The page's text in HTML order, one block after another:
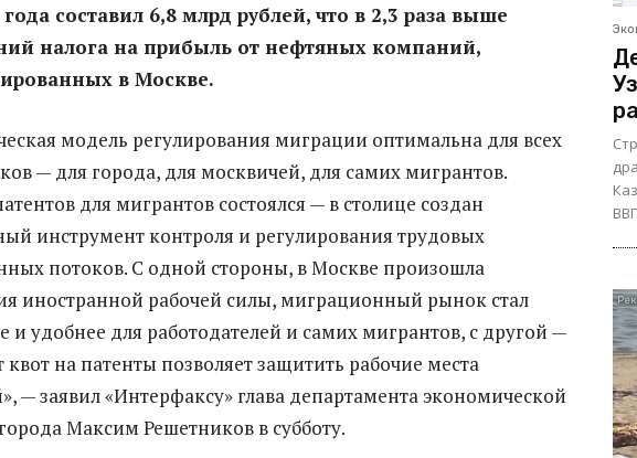
составил 6,8 млрд рублей, что в 2,3 раза выше
налога на прибыль от нефтяных компаний,
в Москве.
модель регулирования миграции оптимальна для всех
— для города, для москвичей, для самих мигрантов.
для мигрантов состоялся — в столице создан
инструмент контроля и регулирования трудовых
потоков. С одной стороны, в Москве произошла
иностранной рабочей силы, миграционный рынок стал
и удобнее для работодателей и самих мигрантов, с другой —
квот на патенты позволяет защитить рабочие места
— заявил «Интерфаксу» глава департамента экономической
Максим Решетников в субботу.